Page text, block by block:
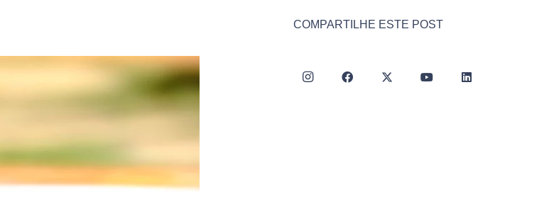
COMPARTILHE ESTE POST